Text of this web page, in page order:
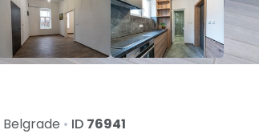
Belgrade • ID 76941